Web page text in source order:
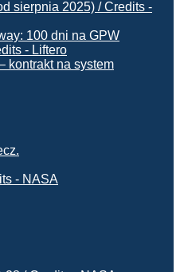
100 dni na GPW
kontrakt na system